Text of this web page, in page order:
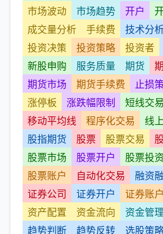
市场波动
市场趋势 开户
成交量分析
手续费 技术分
投资决策
投资策略 投资者
新股申购
服务质量 期货
期货市场
期货手续费 止损
涨停板
涨跌幅限制 短线交易
移动平均线
程序化交易 线
股指期货
股票 股票交易
股票市场
股票开户 股票投资
股票账户
自动化交易 融资
证券公司
证券开户 证券账户
资产配置
资金流向 资金管理
趋势判断
趋势反转 选股策